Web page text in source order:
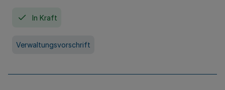
In Kraft
Verwaltungsvorschrift